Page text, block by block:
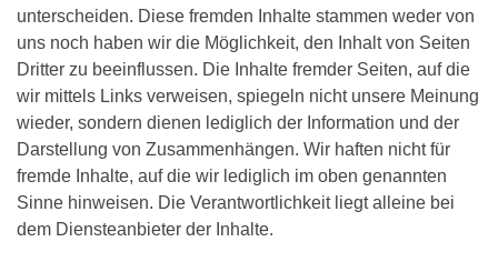
unterscheiden. Diese fremden Inhalte stammen weder von
uns noch haben wir die Möglichkeit, den Inhalt von Seiten
Dritter zu beeinflussen. Die Inhalte fremder Seiten, auf die
wir mittels Links verweisen, spiegeln nicht unsere Meinung
wieder, sondern dienen lediglich der Information und der
Darstellung von Zusammenhängen. Wir haften nicht für
fremde Inhalte, auf die wir lediglich im oben genannten
Sinne hinweisen. Die Verantwortlichkeit liegt alleine bei
dem Diensteanbieter der Inhalte.